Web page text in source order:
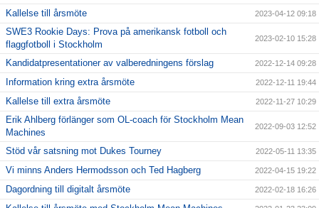
Kallelse till årsmöte 2023-04-12 09:18
SWE3 Rookie Days: Prova på amerikansk fotboll och
flaggfotboll i Stockholm
2023-02-10 15:28
Kandidatpresentationer av valberedningens förslag 2022-12-14 09:28
Information kring extra årsmöte 2022-12-11 19:44
Kallelse till extra årsmöte 2022-11-27 10:29
Erik Ahlberg förlänger som OL-coach för Stockholm Mean
Machines
2022-09-03 12:52
Stöd vår satsning mot Dukes Tourney 2022-05-11 13:35
Vi minns Anders Hermodsson och Ted Hagberg 2022-04-15 19:22
Dagordning till digitalt årsmöte 2022-02-18 16:26